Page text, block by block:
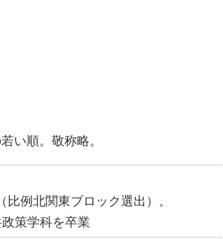
い順。敬称略。
例北関東ブロック選出）。
策学科を卒業